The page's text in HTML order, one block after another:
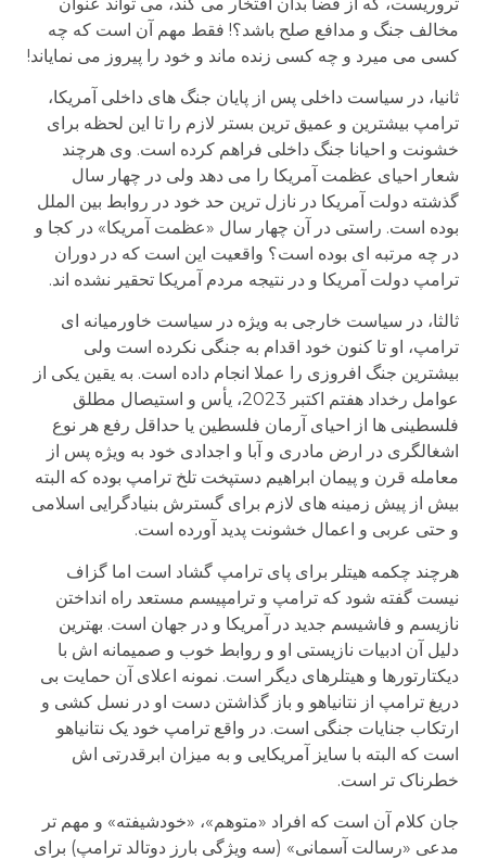
مخالف جنگ و مدافع صلح باشد؟! فقط مهم آن است که چه
کسی می میرد و چه کسی زنده ماند و خود را پیروز می نمایاند!
ثانیا، در سیاست داخلی پس از پایان جنگ های داخلی آمریکا،
ترامپ بیشترین و عمیق ترین بستر لازم را تا این لحظه برای
خشونت و احیانا جنگ داخلی فراهم کرده است. وی هرچند
شعار احیای عظمت آمریکا را می دهد ولی در چهار سال
گذشته دولت آمریکا در نازل ترین حد خود در روابط بین الملل
بوده است. راستی در آن چهار سال «عظمت آمریکا» در کجا و
در چه مرتبه ای بوده است؟ واقعیت این است که در دوران
ترامپ دولت آمریکا و در نتیجه مردم آمریکا تحقیر نشده اند.
ثالثا، در سیاست خارجی به ویژه در سیاست خاورمیانه ای
ترامپ، او تا کنون خود اقدام به جنگی نکرده است ولی
بیشترین جنگ افروزی را عملا انجام داده است. به یقین یکی از
عوامل رخداد هفتم اکتبر 2023، یأس و استیصال مطلق
فلسطینی ها از احیای آرمان فلسطین یا حداقل رفع هر نوع
اشغالگری در ارض مادری و آبا و اجدادی خود به ویژه پس از
معامله قرن و پیمان ابراهیم دستپخت تلخ ترامپ بوده که البته
بیش از پیش زمینه های لازم برای گسترش بنیادگرایی اسلامی
و حتی عربی و اعمال خشونت پدید آورده است.
هرچند چکمه هیتلر برای پای ترامپ گشاد است اما گزاف
نیست گفته شود که ترامپ و ترامپیسم مستعد راه انداختن
نازیسم و فاشیسم جدید در آمریکا و در جهان است. بهترین
دلیل آن ادبیات نازیستی او و روابط خوب و صمیمانه اش با
دیکتارتورها و هیتلرهای دیگر است. نمونه اعلای آن حمایت بی
دریغ ترامپ از نتانیاهو و باز گذاشتن دست او در نسل کشی و
ارتکاب جنایات جنگی است. در واقع ترامپ خود یک نتانیاهو
است که البته با سایز آمریکایی و به میزان ابرقدرتی اش
خطرناک تر است.
جان کلام آن است که افراد «متوهم»، «خودشیفته» و مهم تر
مدعی «رسالت آسمانی» (سه ویژگی بارز دوتالد ترامپ) برای